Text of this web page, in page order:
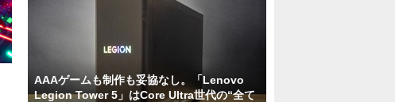
AAAゲームも制作も妥協なし。「Lenovo
Legion Tower 5」はCore Ultra世代の“全て